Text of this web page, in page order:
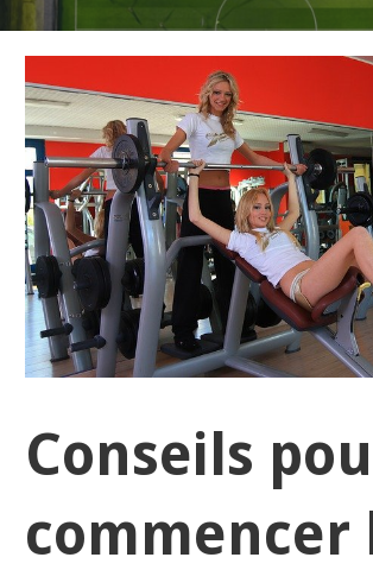
Conseils
commencer